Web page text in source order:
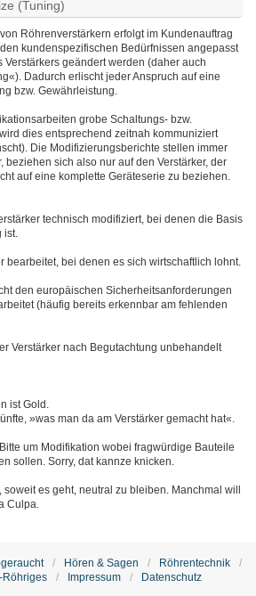
(Tuning)
Röhrenverstärkern erfolgt im Kundenauftrag
kundenspezifischen Bedürfnissen angepasst
Verstärkers geändert werden (daher auch
Dadurch erlischt jeder Anspruch auf eine
bzw. Gewährleistung.
grobe Schaltungs- bzw.
dies entsprechend zeitnah kommuniziert
Die Modifizierungsberichte stellen immer
beziehen sich also nur auf den Verstärker, der
auf eine komplette Geräteserie zu beziehen.
technisch modifiziert, bei denen die Basis
ist.
bearbeitet, bei denen es sich wirtschaftlich lohnt.
den europäischen Sicherheitsanforderungen
(häufig bereits erkennbar am fehlenden
Verstärker nach Begutachtung unbehandelt
ist Gold.
»was man da am Verstärker gemacht hat«.
um Modifikation wobei fragwürdige Bauteile
sollen. Sorry, dat kannze knicken.
es geht, neutral zu bleiben. Manchmal will
Culpa.
Hören & Sagen
Röhrentechnik
Röhriges Impressum Datenschutz